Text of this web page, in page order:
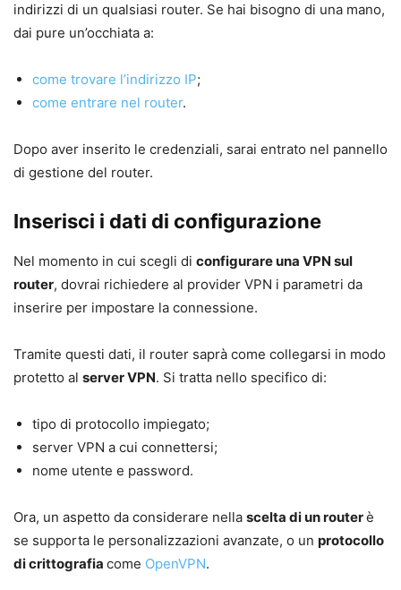
indirizzi di un qualsiasi router. Se hai bisogno di una mano,
dai pure un’occhiata a:
come trovare l’indirizzo IP;
come entrare nel router.
Dopo aver inserito le credenziali, sarai entrato nel pannello
di gestione del router.
Inserisci i dati di configurazione
Nel momento in cui scegli di configurare una VPN sul
router, dovrai richiedere al provider VPN i parametri da
inserire per impostare la connessione.
Tramite questi dati, il router saprà come collegarsi in modo
protetto al server VPN. Si tratta nello specifico di:
tipo di protocollo impiegato;
server VPN a cui connettersi;
nome utente e password.
Ora, un aspetto da considerare nella scelta di un routerè
se supporta le personalizzazioni avanzate, o un protocollo
di crittografia come OpenVPN.